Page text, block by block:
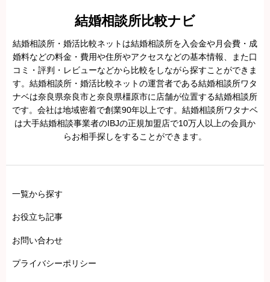
験に基づく、公正で正確な内容をお寄せください。
品表示法やステマ規制の対象となり、法的リスクを伴う場合がありま
す。
不正が疑われる場合は投稿を削除し、必要に応じて情報開示請求など
法令に基づいた対応を行うことがあります。
結婚相談所比較ナビ
結婚相談所・婚活比較ネットは結婚相談所を入会金や月会費・成
婚料などの料金・費用や住所やアクセスなどの基本情報、また口
コミ・評判・レビューなどから比較をしながら探すことができま
す。結婚相談所・婚活比較ネットの運営者である結婚相談所ワタ
ナベは奈良県奈良市と奈良県橿原市に店舗が位置する結婚相談所
です。会社は地域密着で創業90年以上です。結婚相談所ワタナベ
は大手結婚相談事業者のIBJの正規加盟店で10万人以上の会員か
らお相手探しをすることができます。
一覧から探す
お役立ち記事
お問い合わせ
プライバシーポリシー